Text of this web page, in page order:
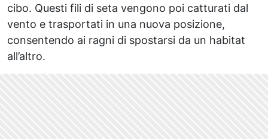
cibo. Questi fili di seta vengono poi catturati dal
vento e trasportati in una nuova posizione,
consentendo ai ragni di spostarsi da un habitat
all’altro.